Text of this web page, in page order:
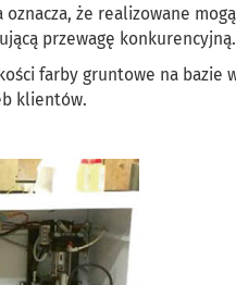
że realizowane
przewagę konkurencyjną.
farby gruntowe na bazie
klientów.